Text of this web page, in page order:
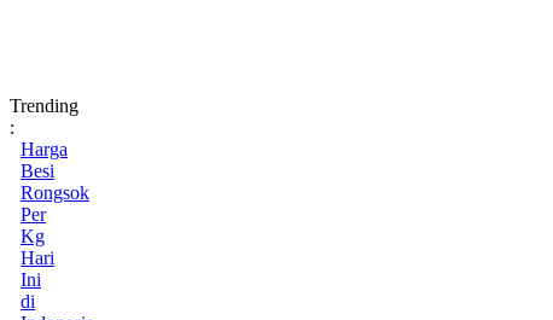
Trending
:
Harga
Besi
Rongsok
Per
Kg
Hari
Ini
di